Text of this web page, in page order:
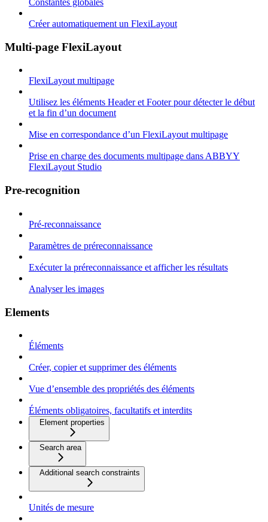
Constantes globales
Créer automatiquement un FlexiLayout
Multi-page FlexiLayout
FlexiLayout multipage
Utilisez les éléments Header et Footer pour détecter le début
et la fin d’un document
Mise en correspondance d’un FlexiLayout multipage
Prise en charge des documents multipage dans ABBYY
FlexiLayout Studio
Pre-recognition
Pré-reconnaissance
Paramètres de préreconnaissance
Exécuter la préreconnaissance et afficher les résultats
Analyser les images
Elements
Éléments
Créer, copier et supprimer des éléments
Vue d’ensemble des propriétés des éléments
Éléments obligatoires, facultatifs et interdits
Element properties
Search area
Additional search constraints
Unités de mesure